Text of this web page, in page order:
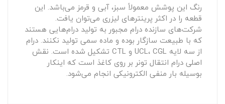
رنگ این پوشش معمولاً سبز، آبی و قرمز می‌باشد. این
قطعه را در اکثر پرینترهای لیزری می‌توان یافت.
شرکت‌های سازنده درام مجبور به تولید درام‌هایی هستند
که با طبیعت سازگار بوده و ماده سمی‌ تولید نکنند. درام
از سه لایه UCL، CGL و CTL تشکیل شده است. نقش
اصلی درام انتقال تونر بر روی کاغذ است که اینکار
بوسیله بار منفی الکترونیکی انجام می‌شود.